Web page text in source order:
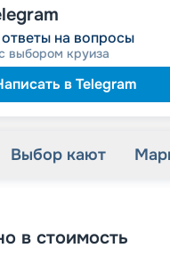
на вопросы
выбором круиза
в Telegram
Выбор кают
в стоимость